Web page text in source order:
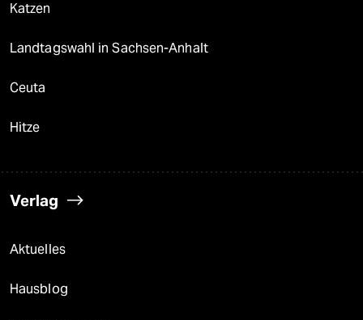
Katzen
Landtagswahl in Sachsen-Anhalt
Ceuta
Hitze
Verlag
Aktuelles
Hausblog